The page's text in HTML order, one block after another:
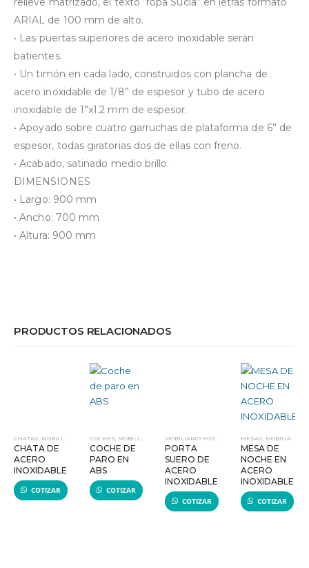
ARIAL de 100 mm de alto.
•⁠ ⁠Las puertas superiores de acero inoxidable serán
batientes.
•⁠ ⁠Un timón en cada lado, construidos con plancha de
acero inoxidable de 1/8” de espesor y tubo de acero
inoxidable de 1”x1.2 mm de espesor.
•⁠ ⁠Apoyado sobre cuatro garruchas de plataforma de 6” de
espesor, todas giratorias dos de ellas con freno.
•⁠ ⁠Acabado, satinado medio brillo.
DIMENSIONES
•⁠ ⁠Largo: 900 mm
•⁠ ⁠Ancho: 700 mm
•⁠ ⁠Altura: 900 mm
PRODUCTOS RELACIONADOS
CHATAS MOBILIARIO HOSPITALARIO
CHATA DE
ACERO
INOXIDABLE
COTIZAR
COCHES MOBILIARIO HOSPITALARIO
COCHE DE
PARO EN
ABS
COTIZAR
, PORTA SUEROS
PORTA
SUERO DE
ACERO
INOXIDABLE
COTIZAR
MESAS MOBILIARIO HOSPITALARIO
MESA DE
NOCHE EN
ACERO
INOXIDABLE
COTIZAR